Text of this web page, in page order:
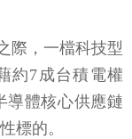
際，一檔科技型
約7成台積電權
導體核心供應鏈
標的。